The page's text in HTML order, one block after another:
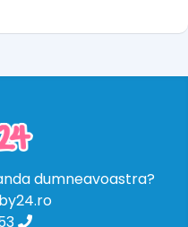
dumneavoastra?